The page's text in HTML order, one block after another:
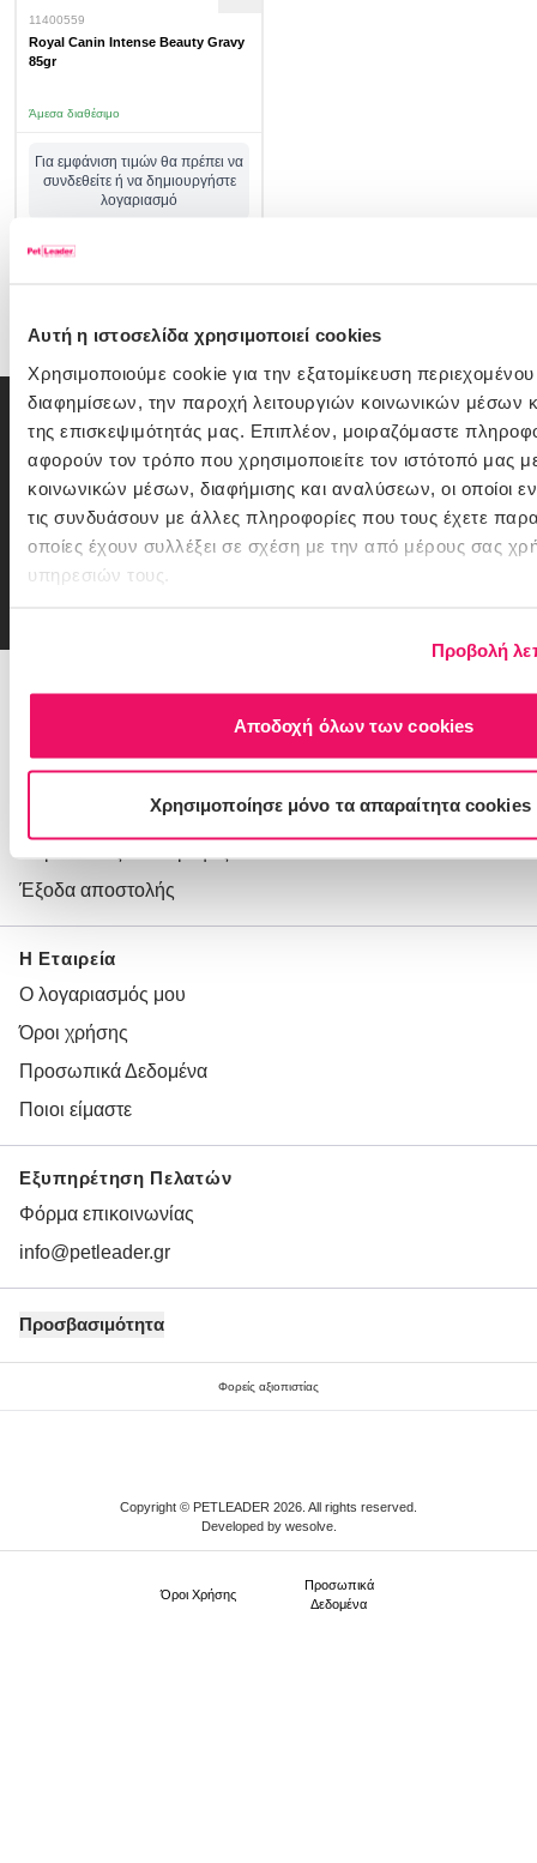
Αυτή η ιστοσελίδα χρησιμοποιεί cookies
Χρησιμοποιούμε cookie για την εξατομίκευση περιεχομένου
διαφημίσεων, την παροχή λειτουργιών κοινωνικών μέσων
της επισκεψιμότητάς μας. Επιπλέον, μοιραζόμαστε
αφορούν τον τρόπο που χρησιμοποιείτε τον ιστότοπό μας
κοινωνικών μέσων, διαφήμισης και αναλύσεων, οι οποίοι
τις συνδυάσουν με άλλες πληροφορίες που τους έχετε
οποίες έχουν συλλέξει σε σχέση με την από μέρους σας
υπηρεσιών τους.
Προβολή
Αποδοχή όλων των cookies
Χρησιμοποίησε μόνο τα απαραίτητα cookies
11400559
Royal Canin Intense Beauty Gravy
85gr
Άμεσα διαθέσιμο
Για εμφάνιση τιμών θα πρέπει να
συνδεθείτε ή να δημιουργήστε
λογαριασμό
Εγγραφή Newsletter
Αν έχεις φίλο κατοικίδιο,
γίνε και δικός μας φίλος!
Δες εδώ πρώτος ο,τι νέο έρχεται στο PetLeader και όλες τις
αποκλειστικές προσφορές.
Email
Θέλεις Βοήθεια;
Έξοδα αποστολής
Η Εταιρεία
Ο λογαριασμός μου
Όροι χρήσης
Προσωπικά Δεδομένα
Ποιοι είμαστε
Εξυπηρέτηση Πελατών
Φόρμα επικοινωνίας
info@petleader.gr
Προσβασιμότητα
Φορείς αξιοπιστίας
Copyright © PETLEADER 2026. All rights reserved.
Developed by wesolve.
Όροι Xρήσης
Προσωπικά
Δεδομένα